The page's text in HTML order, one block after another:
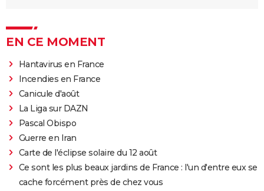
EN CE MOMENT
Hantavirus en France
Incendies en France
Canicule d'août
La Liga sur DAZN
Pascal Obispo
Guerre en Iran
Carte de l'éclipse solaire du 12 août
Ce sont les plus beaux jardins de France : l'un d'entre eux se
cache forcément près de chez vous